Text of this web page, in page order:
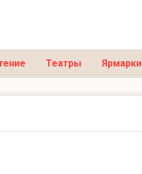
Театры Ярмарки